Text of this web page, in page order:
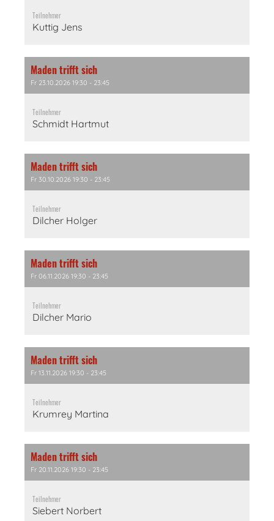
Teilnehmer
Kuttig Jens
Maden trifft sich
Fr 23.10.2026 19:30 - 23:45
Teilnehmer
Schmidt Hartmut
Maden trifft sich
Fr 30.10.2026 19:30 - 23:45
Teilnehmer
Dilcher Holger
Maden trifft sich
Fr 06.11.2026 19:30 - 23:45
Teilnehmer
Dilcher Mario
Maden trifft sich
Fr 13.11.2026 19:30 - 23:45
Teilnehmer
Krumrey Martina
Maden trifft sich
Fr 20.11.2026 19:30 - 23:45
Teilnehmer
Siebert Norbert